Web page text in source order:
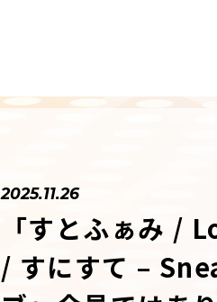
2025.11.26
「すとふぁみ /
/ すにすて –